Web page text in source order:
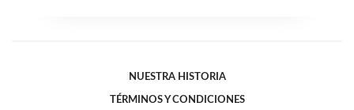
NUESTRA HISTORIA
TÉRMINOS Y CONDICIONES